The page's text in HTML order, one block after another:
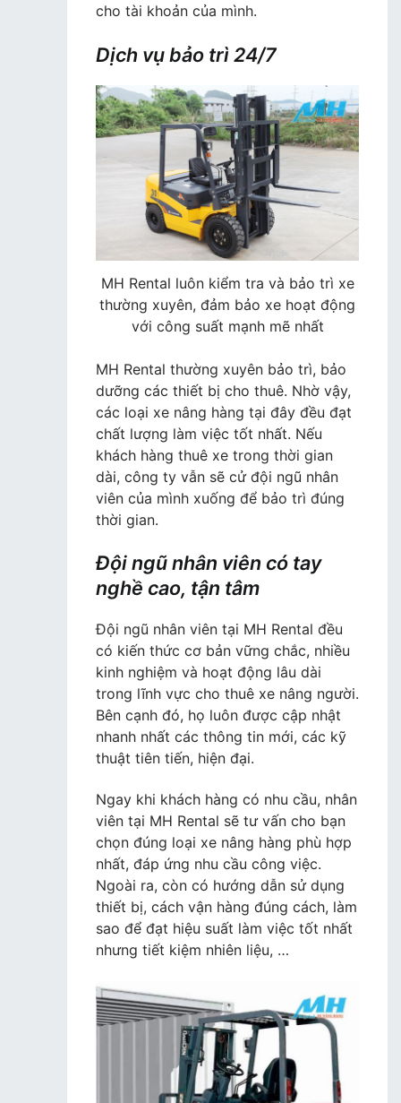
cho tài khoản của mình.
Dịch vụ bảo trì 24/7
MH Rental luôn kiểm tra và bảo trì xe
thường xuyên, đảm bảo xe hoạt động
với công suất mạnh mẽ nhất
MH Rental thường xuyên bảo trì, bảo
dưỡng các thiết bị cho thuê. Nhờ vậy,
các loại xe nâng hàng tại đây đều đạt
chất lượng làm việc tốt nhất. Nếu
khách hàng thuê xe trong thời gian
dài, công ty vẫn sẽ cử đội ngũ nhân
viên của mình xuống để bảo trì đúng
thời gian.
Đội ngũ nhân viên có tay
nghề cao, tận tâm
Đội ngũ nhân viên tại MH Rental đều
có kiến thức cơ bản vững chắc, nhiều
kinh nghiệm và hoạt động lâu dài
trong lĩnh vực cho thuê xe nâng người.
Bên cạnh đó, họ luôn được cập nhật
nhanh nhất các thông tin mới, các kỹ
thuật tiên tiến, hiện đại.
Ngay khi khách hàng có nhu cầu, nhân
viên tại MH Rental sẽ tư vấn cho bạn
chọn đúng loại xe nâng hàng phù hợp
nhất, đáp ứng nhu cầu công việc.
Ngoài ra, còn có hướng dẫn sử dụng
thiết bị, cách vận hàng đúng cách, làm
sao để đạt hiệu suất làm việc tốt nhất
nhưng tiết kiệm nhiên liệu, …